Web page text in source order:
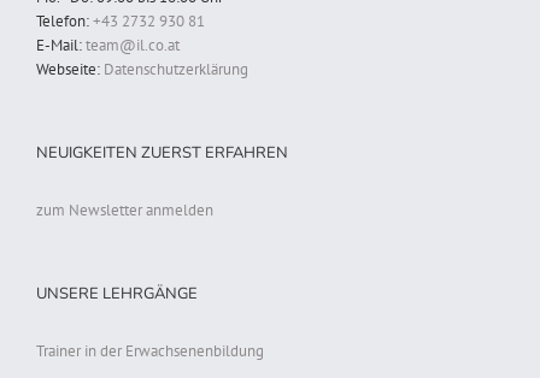
Telefon:+43 2732 930 81
E-Mail:team@il.co.at
Webseite: Datenschutzerklärung
NEUIGKEITEN ZUERST ERFAHREN
zum Newsletter anmelden
UNSERE LEHRGÄNGE
Trainer in der Erwachsenenbildung